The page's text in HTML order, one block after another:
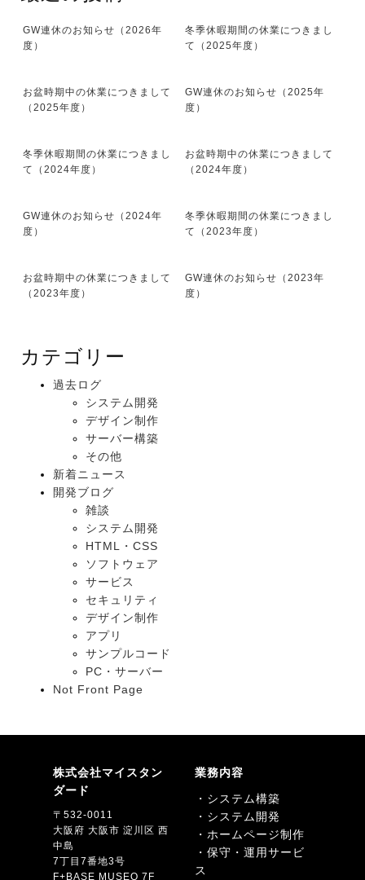
GW連休のお知らせ（2026年
度）
冬季休暇期間の休業につきまし
て（2025年度）
お盆時期中の休業につきまして
（2025年度）
GW連休のお知らせ（2025年
度）
冬季休暇期間の休業につきまし
て（2024年度）
お盆時期中の休業につきまして
（2024年度）
GW連休のお知らせ（2024年
度）
冬季休暇期間の休業につきまし
て（2023年度）
お盆時期中の休業につきまして
（2023年度）
GW連休のお知らせ（2023年
度）
カテゴリー
過去ログ
システム開発
デザイン制作
サーバー構築
その他
新着ニュース
開発ブログ
雑談
システム開発
HTML・CSS
ソフトウェア
サービス
セキュリティ
デザイン制作
アプリ
サンプルコード
PC・サーバー
Not Front Page
株式会社マイスタン
ダード
〒532-0011
大阪府 大阪市 淀川区 西
中島
7丁目7番地3号
F+BASE MUSEO 7F
業務内容
・システム構築
・システム開発
・ホームページ制作
・保守・運用サービ
ス